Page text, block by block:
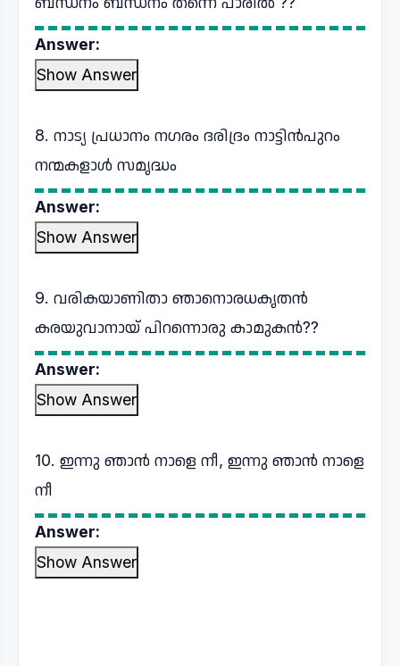
Answer:
Show Answer
8. നാട്യ പ്രധാനം നഗരം ദരിദ്രം നാട്ടിൻപുറം
നന്മകളാൾ സമൃദ്ധം
Answer:
Show Answer
9. വരികയാണിതാ ഞാനൊരധകൃതൻ
കരയുവാനായ് പിറന്നൊരു കാമുകൻ??
Answer:
Show Answer
10. ഇന്നു ഞാൻ നാളെ നീ, ഇന്നു ഞാൻ നാളെ
നീ
Answer:
Show Answer